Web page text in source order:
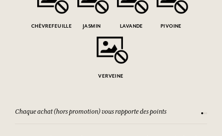
CHÈVREFEUILLE JASMIN LAVANDE PIVOINE
VERVEINE
Chaque achat (hors promotion) vous rapporte des points